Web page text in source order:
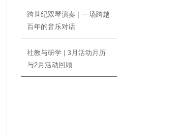
跨世纪双琴演奏｜一场跨越
百年的音乐对话
社教与研学 | 3月活动月历
与2月活动回顾